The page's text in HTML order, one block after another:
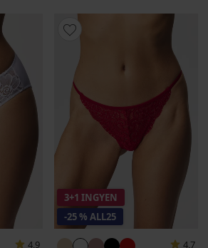
4,9
3+1 INGYEN
-25 % ALL25
4,7